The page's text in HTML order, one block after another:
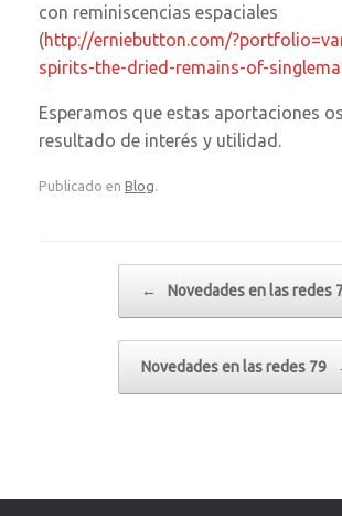
con reminiscencias espaciales
(http://erniebutton.com/
spirits-the-dried-remains-of-
Esperamos que estas aportaciones
resultado de interés y utilidad.
Publicado en Blog.
← Novedades en las redes
Novedades en las redes 79